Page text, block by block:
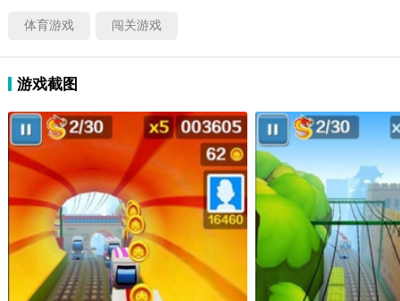
体育游戏 闯关游戏
游戏截图